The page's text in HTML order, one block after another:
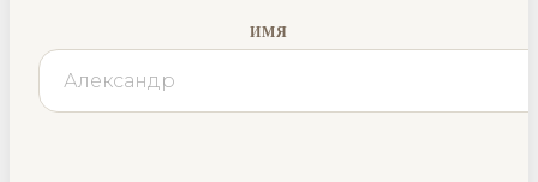
ИМЯ